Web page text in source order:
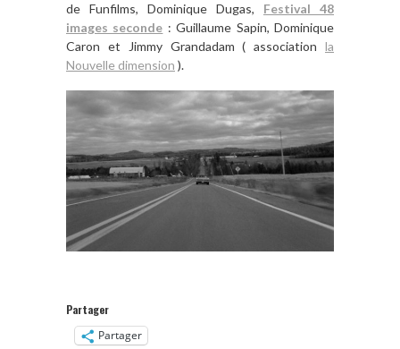
de Funfilms, Dominique Dugas, Festival 48
images seconde : Guillaume Sapin, Dominique
Caron et Jimmy Grandadam ( association la
Nouvelle dimension ).
Partager
Partager